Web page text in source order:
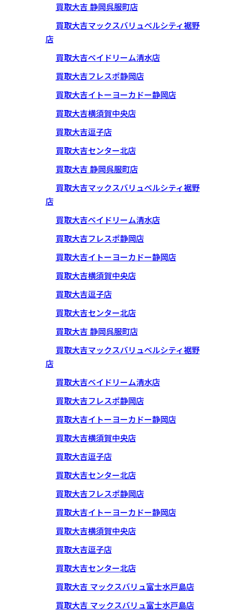
買取大吉 静岡呉服町店
買取大吉マックスバリュベルシティ裾野
店
買取大吉ベイドリーム清水店
買取大吉フレスポ静岡店
買取大吉イトーヨーカドー静岡店
買取大吉横須賀中央店
買取大吉逗子店
買取大吉センター北店
買取大吉 静岡呉服町店
買取大吉マックスバリュベルシティ裾野
店
買取大吉ベイドリーム清水店
買取大吉フレスポ静岡店
買取大吉イトーヨーカドー静岡店
買取大吉横須賀中央店
買取大吉逗子店
買取大吉センター北店
買取大吉 静岡呉服町店
買取大吉マックスバリュベルシティ裾野
店
買取大吉ベイドリーム清水店
買取大吉フレスポ静岡店
買取大吉イトーヨーカドー静岡店
買取大吉横須賀中央店
買取大吉逗子店
買取大吉センター北店
買取大吉フレスポ静岡店
買取大吉イトーヨーカドー静岡店
買取大吉横須賀中央店
買取大吉逗子店
買取大吉センター北店
買取大吉 マックスバリュ富士水戸島店
買取大吉 マックスバリュ富士水戸島店